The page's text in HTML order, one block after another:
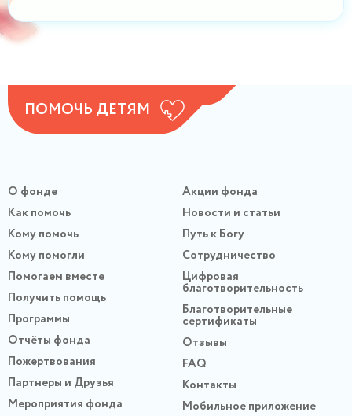
ПОМОЧЬ ДЕТЯМ
О фонде
Как помочь
Кому помочь
Кому помогли
Помогаем вместе
Получить помощь
Программы
Отчёты фонда
Пожертвования
Партнеры и Друзья
Мероприятия фонда
Акции фонда
Новости и статьи
Путь к Богу
Сотрудничество
Цифровая
благотворительность
Благотворительные
сертификаты
Отзывы
FAQ
Контакты
Мобильное приложение